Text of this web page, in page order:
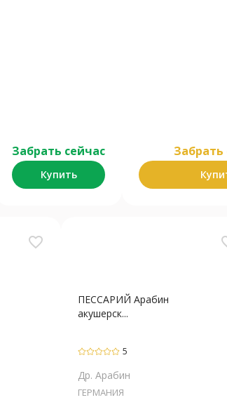
Забрать сейчас
Купить
Забрать
favorite_border
ПЕССАРИЙ Арабин
акушерск...
5
Др. Арабин
ГЕРМАНИЯ